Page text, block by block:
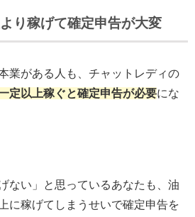
り稼げて確定申告が大変
業がある人も、チャットレディの
定以上稼ぐと確定申告が必要にな
ない」と思っているあなたも、油
に稼げてしまうせいで確定申告を